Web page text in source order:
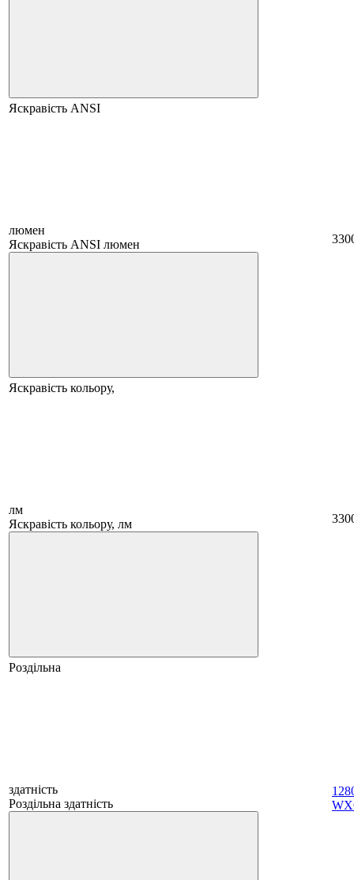
Яскравість ANSI
люмен
Яскравість ANSI люмен
Яскравість кольору,
лм
Яскравість кольору, лм
Роздільна
здатність
Роздільна здатність